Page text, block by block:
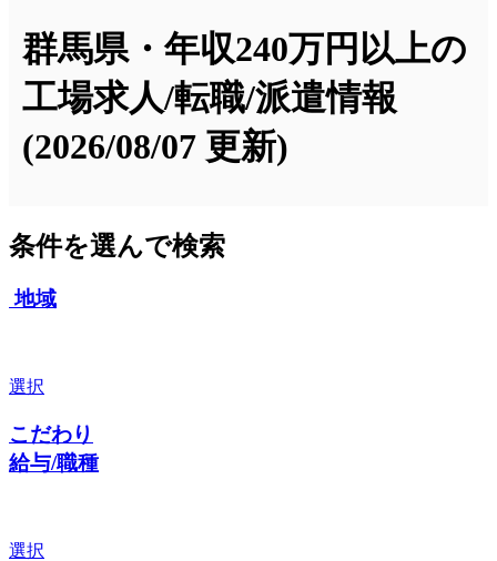
群馬県・年収240万円以上の
工場求人/転職/派遣情報
(2026/08/07 更新)
条件を選んで検索
地域
選択
こだわり
給与/職種
選択